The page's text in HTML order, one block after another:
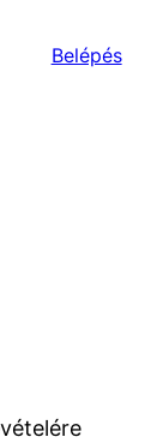
Belépés